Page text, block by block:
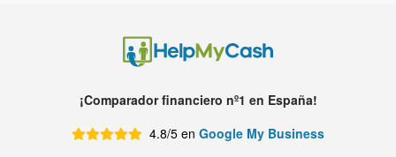
¡Comparador financiero nº1 en España!
4.8/5 en Google My Business